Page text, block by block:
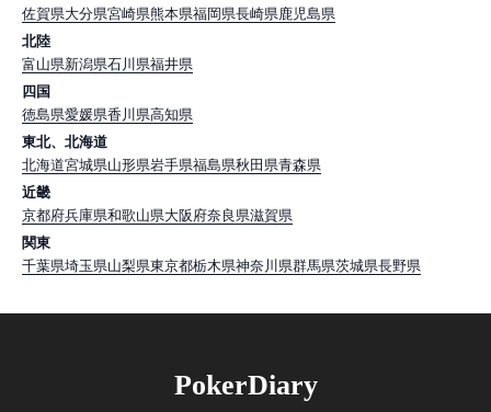
佐賀県大分県宮崎県熊本県福岡県長崎県鹿児島県
北陸
富山県新潟県石川県福井県
四国
徳島県愛媛県香川県高知県
東北、北海道
北海道宮城県山形県岩手県福島県秋田県青森県
近畿
京都府兵庫県和歌山県大阪府奈良県滋賀県
関東
千葉県埼玉県山梨県東京都栃木県神奈川県群馬県茨城県長野県
PokerDiary